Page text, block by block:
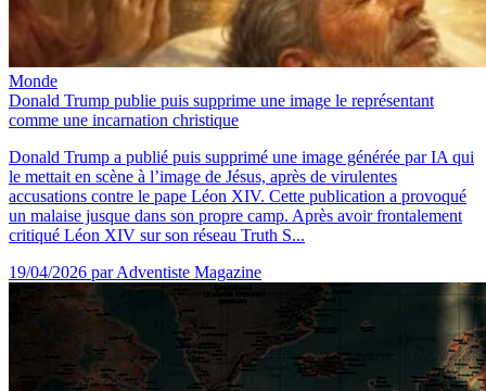
Monde
Donald Trump publie puis supprime une image le représentant
comme une incarnation christique
Donald Trump a publié puis supprimé une image générée par IA qui
le mettait en scène à l’image de Jésus, après de virulentes
accusations contre le pape Léon XIV. Cette publication a provoqué
un malaise jusque dans son propre camp. Après avoir frontalement
critiqué Léon XIV sur son réseau Truth S...
19/04/2026 par Adventiste Magazine